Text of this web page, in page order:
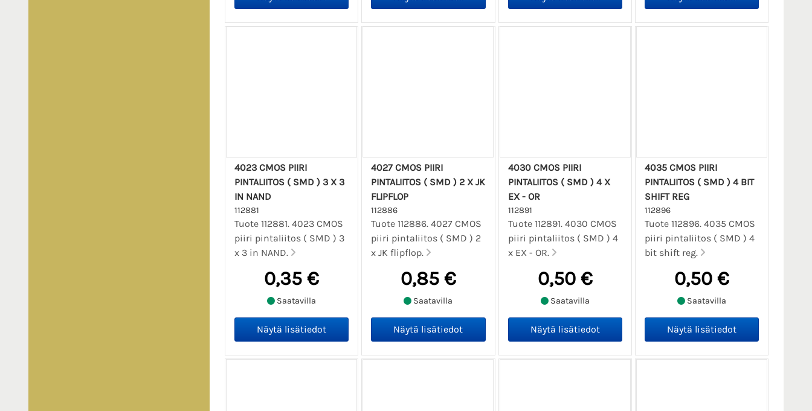
4023 CMOS PIIRI
PINTALIITOS ( SMD ) 3 X 3
IN NAND
112881
Tuote 112881. 4023 CMOS
piiri pintaliitos ( SMD ) 3
x 3 in NAND.
0,35 €
Saatavilla
4027 CMOS PIIRI
PINTALIITOS ( SMD ) 2 X JK
FLIPFLOP
112886
Tuote 112886. 4027 CMOS
piiri pintaliitos ( SMD ) 2
x JK flipflop.
0,85 €
Saatavilla
4030 CMOS PIIRI
PINTALIITOS ( SMD ) 4 X
EX - OR
112891
Tuote 112891. 4030 CMOS
piiri pintaliitos ( SMD ) 4
x EX - OR.
0,50 €
Saatavilla
4035 CMOS PIIRI
PINTALIITOS ( SMD ) 4 BIT
SHIFT REG
112896
Tuote 112896. 4035 CMOS
piiri pintaliitos ( SMD ) 4
bit shift reg.
0,50 €
Saatavilla